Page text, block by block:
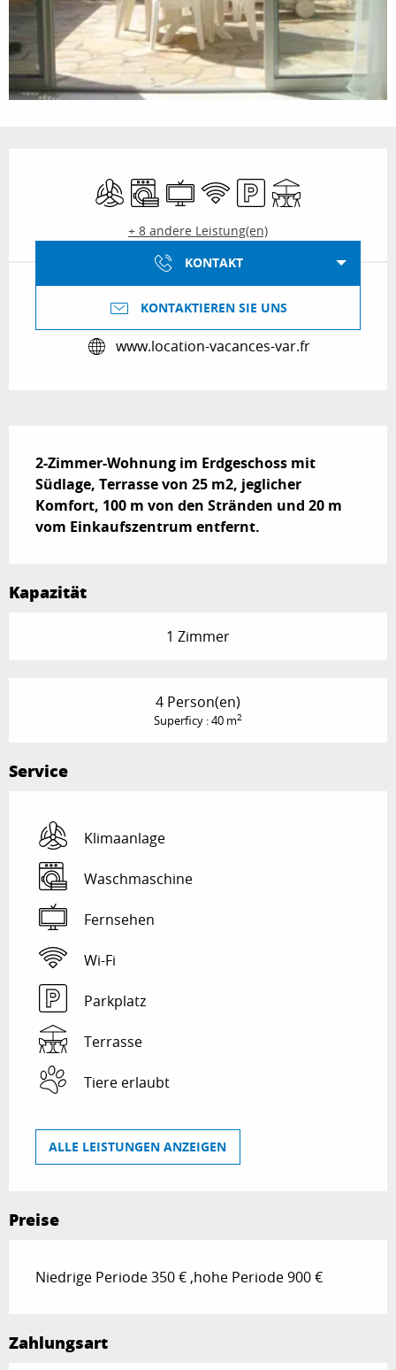
Klimaanlage
Waschmaschine
Fernsehen
Wi-Fi ParkplatzTerrasse
+ 8 andere Leistung(en)
KONTAKT
KONTAKTIEREN SIE UNS
www.location-vacances-var.fr
2-Zimmer-Wohnung im Erdgeschoss mit
Südlage, Terrasse von 25 m2, jeglicher
Komfort, 100 m von den Stränden und 20 m
vom Einkaufszentrum entfernt.
Kapazität
1 Zimmer
4 Person(en)
Superficy : 40 m2
Service
Klimaanlage
Waschmaschine
Fernsehen
Wi-Fi
Parkplatz
Terrasse
Tiere erlaubt
ALLE LEISTUNGEN ANZEIGEN
Preise
Niedrige Periode 350 € ,hohe Periode 900 €
Zahlungsart